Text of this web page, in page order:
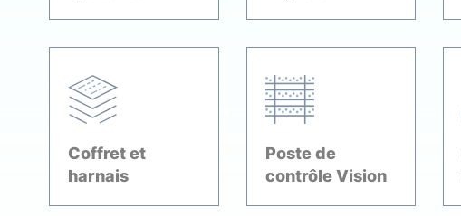
Coffret et
harnais
Poste de
contrôle Vision